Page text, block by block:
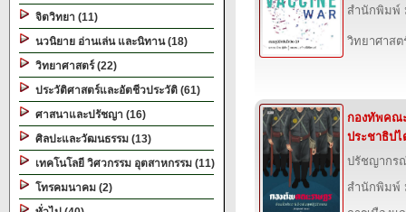
จิตวิทยา (11)
นวนิยาย อ่านเล่น และนิทาน (18)
วิทยาศาสตร์ (22)
ประวัติศาสตร์และอัตชีวประวัติ (61)
ศาสนาและปรัชญา (16)
ศิลปะและวัฒนธรรม (13)
เทคโนโลยี วิศวกรรม อุตสาหกรรม (11)
โทรคมนาคม (2)
สำนักพิมพ์
วิทยาศาสต
กองทัพคณ
ประชาธิป
ปรัชญากร
สำนักพิมพ์